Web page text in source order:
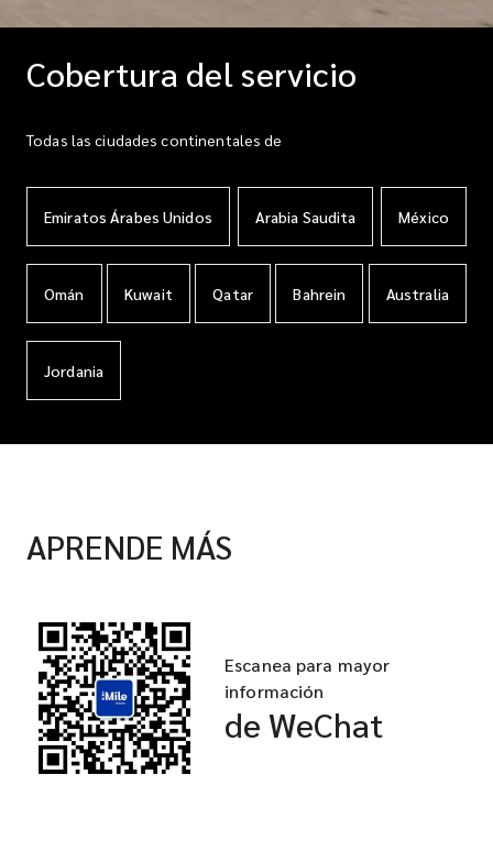
Cobertura del servicio
Todas las ciudades continentales de
Emiratos Árabes Unidos Arabia Saudita México
Omán Kuwait Qatar Bahrein Australia
Jordania
APRENDE MÁS
Escanea para mayor
información
de WeChat